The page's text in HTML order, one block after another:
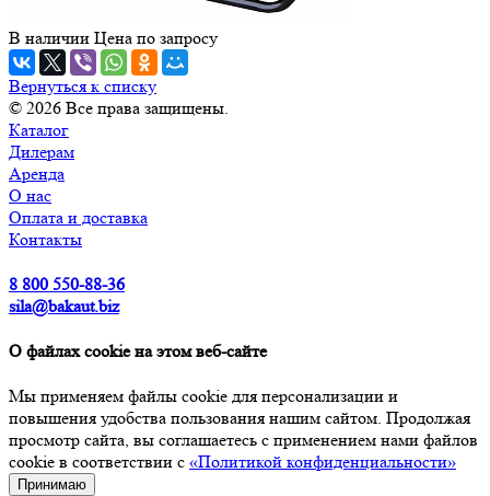
В наличии Цена по запросу
Вернуться к списку
© 2026 Все права защищены.
Каталог
Дилерам
Аренда
О нас
Оплата и доставка
Контакты
8 800 550-88-36
sila@bakaut.biz
О файлах cookie на этом веб-сайте
Мы применяем файлы cookie для персонализации и
повышения удобства пользования нашим сайтом. Продолжая
просмотр сайта, вы соглашаетесь с применением нами файлов
cookie в соответствии с «Политикой конфиденциальности»
Принимаю